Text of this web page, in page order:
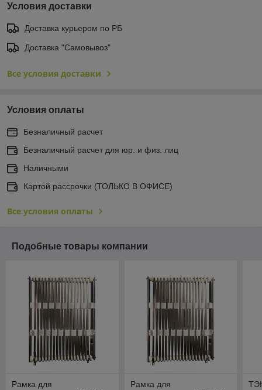
Условия доставки
Доставка курьером по РБ
Доставка "Самовывоз"
Все условия доставки
Условия оплаты
Безналичный расчет
Безналичный расчет для юр. и физ. лиц
Наличными
Картой рассрочки (ТОЛЬКО В ОФИСЕ)
Все условия оплаты
Подобные товары компании
Рамка для
Рамка для